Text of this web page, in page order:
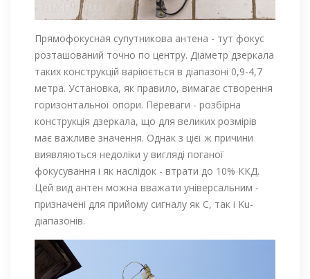
Прямофокусная супутникова антена - тут фокус
розташований точно по центру. Діаметр дзеркала
таких конструкцій варіюється в діапазоні 0,9-4,7
метра. Установка, як правило, вимагає створення
горизонтальної опори. Переваги - розбірна
конструкція дзеркала, що для великих розмірів
має важливе значення. Однак з цієї ж причини
виявляються недоліки у вигляді поганої
фокусування і як наслідок - втрати до 10% ККД.
Цей вид антен можна вважати універсальним -
призначені для прийому сигналу як С, так і Ku-
діапазонів.